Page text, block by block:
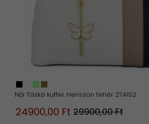
Női Táská kuffer Herisson fehér 27A152
24900,00 Ft 29900,00 Ft